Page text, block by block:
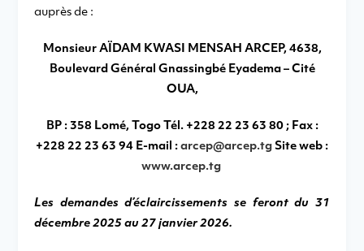
auprès de :
Monsieur AÏDAM KWASI MENSAH ARCEP, 4638,
Boulevard Général Gnassingbé Eyadema – Cité
OUA,
BP : 358 Lomé, Togo Tél. +228 22 23 63 80 ; Fax :
+228 22 23 63 94 E-mail : arcep@arcep.tg Site web :
www.arcep.tg
Les demandes d’éclaircissements se feront du 31
décembre 2025 au 27 janvier 2026.